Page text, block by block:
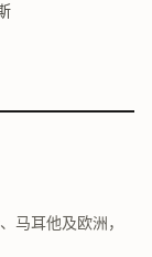
马耳他及欧洲，